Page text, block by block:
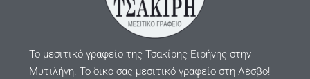
Το μεσιτικό γραφείο της Τσακίρης Ειρήνης στην
Μυτιλήνη. Το δικό σας μεσιτικό γραφείο στη Λέσβο!